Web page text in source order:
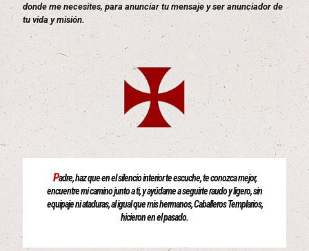
donde me necesites, para anunciar tu mensaje y ser anunciador de
tu vida y misión.
Padre, haz que en el silencio interior te escuche, te conozca mejor,
encuentre mi camino junto a ti, y ayúdame a seguirte raudo y ligero, sin
equipaje ni ataduras, al igual que mis hermanos, Caballeros Templarios,
hicieron en el pasado.